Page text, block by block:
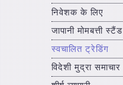
निवेशक के लिए
जापानी मोमबत्ती स्टैंड
स्वचालित ट्रेडिंग
विदेशी मुद्रा समाचार